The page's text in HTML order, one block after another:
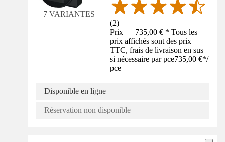
7 VARIANTES
(2)
Prix — 735,00 € * Tous les
prix affichés sont des prix
TTC, frais de livraison en sus
si nécessaire par pce735,00 €*/
pce
Disponible en ligne
Réservation non disponible